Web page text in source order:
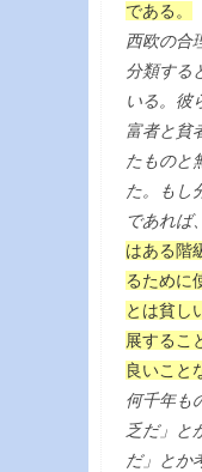
である。
西欧の合
分類する
いる。彼
富者と貧
たものと
た。もし
であれば
はある階
るために
とは貧し
展するこ
良いこと
何千年も
乏だ」と
だ」とか